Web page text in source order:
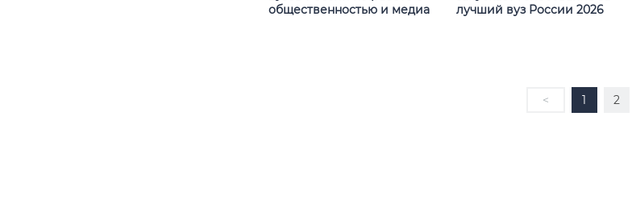
общественностью и медиа
лучший вуз России 2026
< 1 2